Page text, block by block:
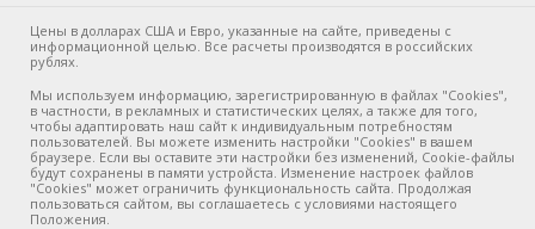
Цены в долларах США и Евро, указанные на сайте, приведены с
информационной целью. Все расчеты производятся в российских
рублях.
Мы используем информацию, зарегистрированную в файлах "Cookies",
в частности, в рекламных и статистических целях, а также для того,
чтобы адаптировать наш сайт к индивидуальным потребностям
пользователей. Вы можете изменить настройки "Cookies" в вашем
браузере. Если вы оставите эти настройки без изменений, Cookie-файлы
будут сохранены в памяти устройста. Изменение настроек файлов
"Cookies" может ограничить функциональность сайта. Продолжая
пользоваться сайтом, вы соглашаетесь с условиями настоящего
Положения.